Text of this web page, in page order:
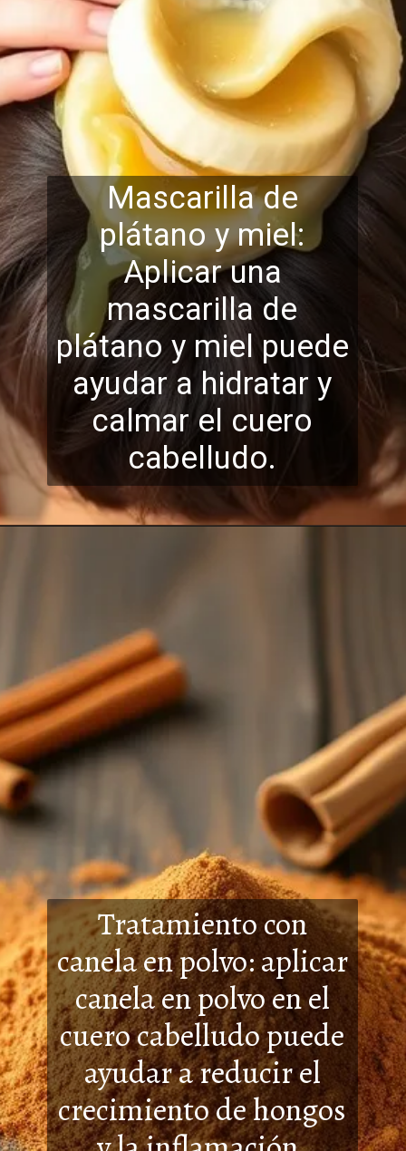
Mascarilla de
plátano y miel:
Aplicar una
mascarilla de
plátano y miel puede
ayudar a hidratar y
calmar el cuero
cabelludo.
Tratamiento con
canela en polvo: aplicar
canela en polvo en el
cuero cabelludo puede
ayudar a reducir el
crecimiento de hongos